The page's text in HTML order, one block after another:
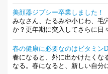
美顔器ジプシー卒業しました！
みなさん、たるみや小じわ、毛
か？更年期に突入してさらに日
春の健康に必要なのはビタミン
春になると、外に出かけたくな
なる。春になると、新しい自分